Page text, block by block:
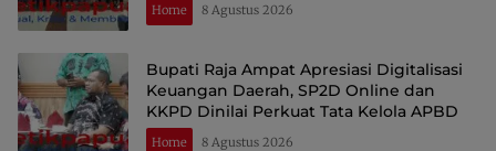
Home 8 Agustus 2026
Bupati Raja Ampat Apresiasi Digitalisasi
Keuangan Daerah, SP2D Online dan
KKPD Dinilai Perkuat Tata Kelola APBD
Home 8 Agustus 2026